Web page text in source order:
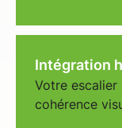
Intégration
Votre
cohérence